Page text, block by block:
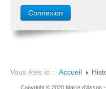
Vous êtes ici : Accueil
Copyright © 2020 Mairie d'Asson